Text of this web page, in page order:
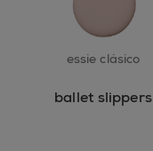
essie clásico
ballet slippers